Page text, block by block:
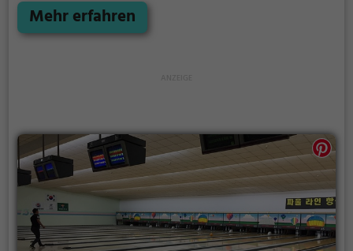
kalten Tagen eine geeignete Freizeitbeschäftigung,
sportliche Betätigung und Wettbewerbscharakter
Mehr erfahren